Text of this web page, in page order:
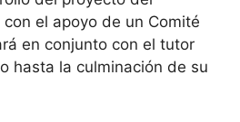
el apoyo de un Comité
en conjunto con el tutor
hasta la culminación de su